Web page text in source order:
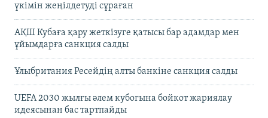
үкімін жеңілдетуді сұраған
АҚШ Кубаға қару жеткізуге қатысы бар адамдар мен
ұйымдарға санкция салды
Ұлыбритания Ресейдің алты банкіне санкция салды
UEFA 2030 жылғы әлем кубогына бойкот жариялау
идеясынан бас тартпайды